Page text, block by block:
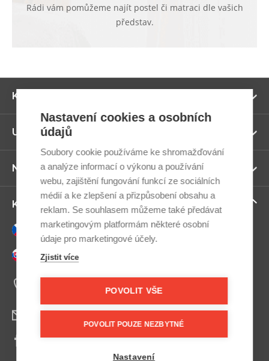
Rádi vám pomůžeme najít postel či matraci dle vašich
představ.
Kategorie
Užitečné odkazy
Newsletter
Kontaktujte nás
Česky
Slovensky
+420 607 800 100
Facebook
Nastavení cookies a osobních
údajů
Soubory cookie používáme ke shromažďování
a analýze informací o výkonu a používání
webu, zajištění fungování funkcí ze sociálních
médií a ke zlepšení a přizpůsobení obsahu a
reklam. Se souhlasem můžeme také předávat
marketingovým platformám některé osobní
údaje pro marketingové účely.
Zjistit více
POVOLIT VŠE
POVOLIT POUZE NEZBYTNÉ
Nastavení